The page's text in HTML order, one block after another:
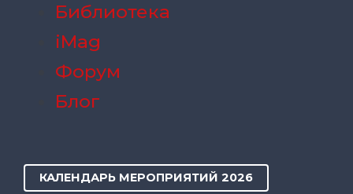
Библиотека
iMag
Форум
Блог
КАЛЕНДАРЬ МЕРОПРИЯТИЙ 2026